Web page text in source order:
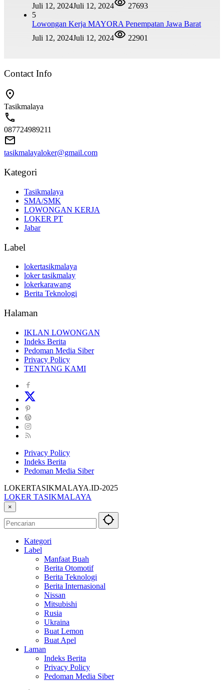
Juli 12, 2024Juli 12, 2024
27693
5
Lowongan Kerja MAYORA Penempatan Jawa Barat
Juli 12, 2024Juli 12, 2024 22901
Contact Info
Tasikmalaya
087724989211
tasikmalayaloker@gmail.com
Kategori
Tasikmalaya
SMA/SMK
LOWONGAN KERJA
LOKER PT
Jabar
Label
lokertasikmalaya
loker tasikmalay
lokerkarawang
Berita Teknologi
Halaman
IKLAN LOWONGAN
Indeks Berita
Pedoman Media Siber
Privacy Policy
TENTANG KAMI
Privacy Policy
Indeks Berita
Pedoman Media Siber
LOKERTASIKMALAYA.ID-2025
LOKER TASIKMALAYA
Info
Lowongan
Kerja
Sekitarna
×
Kategori
Label
Manfaat Buah
Berita Otomotif
Berita Teknologi
Berita Internasional
Nissan
Mitsubishi
Rusia
Ukraina
Buat Lemon
Buat Apel
Laman
Indeks Berita
Privacy Policy
Pedoman Media Siber